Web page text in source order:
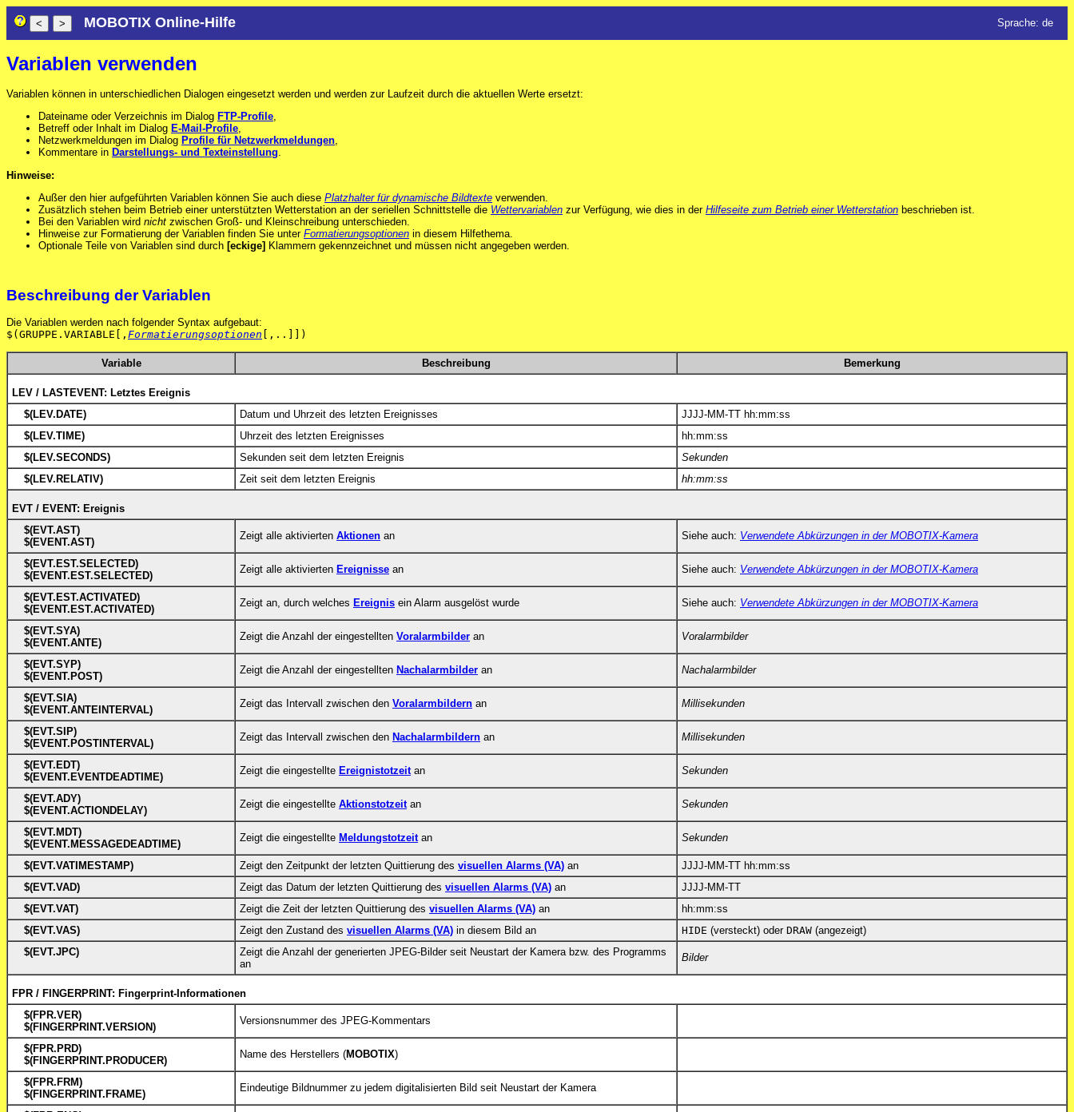
MOBOTIX Online-Hilfe Sprache: de
Variablen verwenden
Variablen können in unterschiedlichen Dialogen eingesetzt werden und werden zur Laufzeit durch die aktuellen Werte ersetzt:
Dateiname oder Verzeichnis im Dialog FTP-Profile,
Betreff oder Inhalt im Dialog E-Mail-Profile,
Netzwerkmeldungen im Dialog Profile für Netzwerkmeldungen,
Kommentare in Darstellungs- und Texteinstellung.
Hinweise:
Außer den hier aufgeführten Variablen können Sie auch diese Platzhalter für dynamische Bildtexte verwenden.
Zusätzlich stehen beim Betrieb einer unterstützten Wetterstation an der seriellen Schnittstelle die Wettervariablen zur Verfügung, wie dies in der Hilfeseite zum Betrieb einer Wetterstation beschrieben ist.
Bei den Variablen wird nicht zwischen Groß- und Kleinschreibung unterschieden.
Hinweise zur Formatierung der Variablen finden Sie unter Formatierungsoptionen in diesem Hilfethema.
Optionale Teile von Variablen sind durch [eckige] Klammern gekennzeichnet und müssen nicht angegeben werden.
Beschreibung der Variablen
Die Variablen werden nach folgender Syntax aufgebaut:
$(GRUPPE.VARIABLE[, Formatierungsoptionen [,..]])
Variable Beschreibung Bemerkung
LEV / LASTEVENT: Letztes Ereignis
$(LEV.DATE)
Datum und Uhrzeit des letzten Ereignisses
JJJJ-MM-TT hh:mm:ss
$(LEV.TIME)
Uhrzeit des letzten Ereignisses
hh:mm:ss
$(LEV.SECONDS)
Sekunden seit dem letzten Ereignis
Sekunden
$(LEV.RELATIV)
Zeit seit dem letzten Ereignis hh:mm:ss
EVT / EVENT: Ereignis
$(EVT.AST)
$(EVENT.AST)
Zeigt alle aktivierten Aktionen an Siehe auch: Verwendete Abkürzungen in der MOBOTIX-Kamera
$(EVT.EST.SELECTED)
$(EVENT.EST.SELECTED)
Zeigt alle aktivierten Ereignisse an Siehe auch: Verwendete Abkürzungen in der MOBOTIX-Kamera
$(EVT.EST.ACTIVATED)
$(EVENT.EST.ACTIVATED)
Zeigt an, durch welches Ereignis ein Alarm ausgelöst wurde Siehe auch: Verwendete Abkürzungen in der MOBOTIX-Kamera
$(EVT.SYA)
$(EVENT.ANTE)
Zeigt die Anzahl der eingestellten Voralarmbilder an Voralarmbilder
$(EVT.SYP)
$(EVENT.POST)
Zeigt die Anzahl der eingestellten Nachalarmbilder an Nachalarmbilder
$(EVT.SIA)
$(EVENT.ANTEINTERVAL)
Zeigt das Intervall zwischen den Voralarmbildern an Millisekunden
$(EVT.SIP)
$(EVENT.POSTINTERVAL)
Zeigt das Intervall zwischen den Nachalarmbildern an Millisekunden
$(EVT.EDT)
$(EVENT.EVENTDEADTIME)
Zeigt die eingestellte Ereignistotzeit an Sekunden
$(EVT.ADY)
$(EVENT.ACTIONDELAY)
Zeigt die eingestellte Aktionstotzeit an Sekunden
$(EVT.MDT)
$(EVENT.MESSAGEDEADTIME)
Zeigt die eingestellte Meldungstotzeit an Sekunden
$(EVT.VATIMESTAMP) Zeigt den Zeitpunkt der letzten Quittierung des visuellen Alarms (VA) an
JJJJ-MM-TT hh:mm:ss
$(EVT.VAD)
Zeigt das Datum der letzten Quittierung des visuellen Alarms (VA) an
JJJJ-MM-TT
$(EVT.VAT)
Zeigt die Zeit der letzten Quittierung des visuellen Alarms (VA) an
hh:mm:ss
$(EVT.VAS)
Zeigt den Zustand des visuellen Alarms (VA) in diesem Bild an HIDE (versteckt) oder DRAW (angezeigt)
$(EVT.JPC)
Zeigt die Anzahl der generierten JPEG-Bilder seit Neustart der Kamera bzw. des Programms
an
Bilder
FPR / FINGERPRINT: Fingerprint-Informationen
$(FPR.VER)
$(FINGERPRINT.VERSION)
Versionsnummer des JPEG-Kommentars
$(FPR.PRD)
$(FINGERPRINT.PRODUCER)
Name des Herstellers (MOBOTIX)
$(FPR.FRM)
$(FINGERPRINT.FRAME)
Eindeutige Bildnummer zu jedem digitalisierten Bild seit Neustart der Kamera